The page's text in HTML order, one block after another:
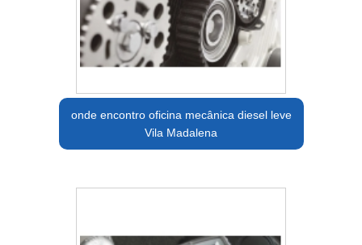
onde encontro oficina mecânica diesel leve
Vila Madalena